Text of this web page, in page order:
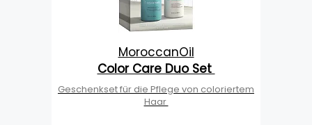
MoroccanOil
Color Care Duo Set
Geschenkset für die Pflege von coloriertem
Haar